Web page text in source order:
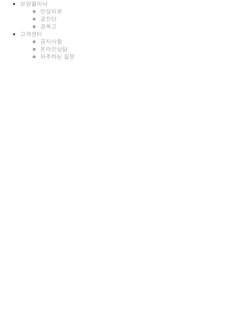
보양클리닉
만성피로
공진단
경옥고
고객센터
공지사항
온라인상담
자주하는 질문